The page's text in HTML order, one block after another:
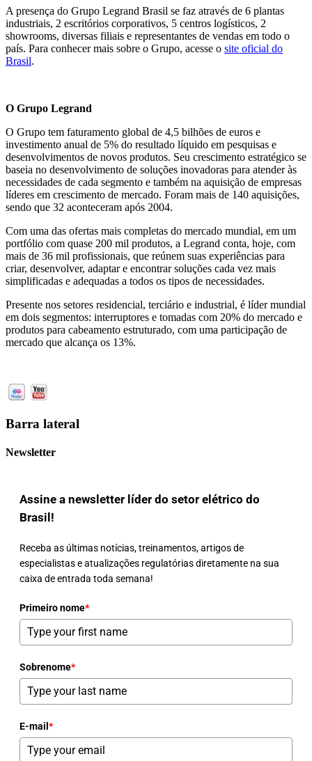
A presença do Grupo Legrand Brasil se faz através de 6 plantas
industriais, 2 escritórios corporativos, 5 centros logísticos, 2
showrooms, diversas filiais e representantes de vendas em todo o
país. Para conhecer mais sobre o Grupo, acesse o site oficial do
Brasil.
O Grupo Legrand
O Grupo tem faturamento global de 4,5 bilhões de euros e
investimento anual de 5% do resultado líquido em pesquisas e
desenvolvimentos de novos produtos. Seu crescimento estratégico se
baseia no desenvolvimento de soluções inovadoras para atender às
necessidades de cada segmento e também na aquisição de empresas
líderes em crescimento de mercado. Foram mais de 140 aquisições,
sendo que 32 aconteceram após 2004.
Com uma das ofertas mais completas do mercado mundial, em um
portfólio com quase 200 mil produtos, a Legrand conta, hoje, com
mais de 36 mil profissionais, que reúnem suas experiências para
criar, desenvolver, adaptar e encontrar soluções cada vez mais
simplificadas e adequadas a todos os tipos de necessidades.
Presente nos setores residencial, terciário e industrial, é líder mundial
em dois segmentos: interruptores e tomadas com 20% do mercado e
produtos para cabeamento estruturado, com uma participação de
mercado que alcança os 13%.
Barra lateral
Newsletter
Assine a newsletter líder do setor elétrico do
Brasil!
Receba as últimas notícias, treinamentos, artigos de
especialistas e atualizações regulatórias diretamente na sua
caixa de entrada toda semana!
Primeiro nome*
Sobrenome*
E-mail *